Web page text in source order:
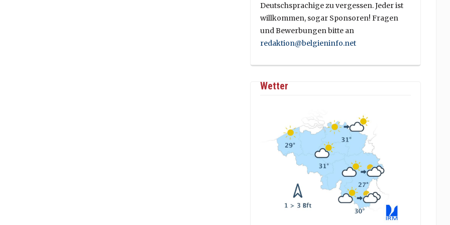
Deutschsprachige zu vergessen. Jeder ist
willkommen, sogar Sponsoren! Fragen
und Bewerbungen bitte an
redaktion@belgieninfo.net
Wetter